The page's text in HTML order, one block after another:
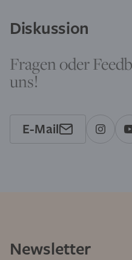
Diskussion
Fragen oder
uns!
E-Mail
Newsletter